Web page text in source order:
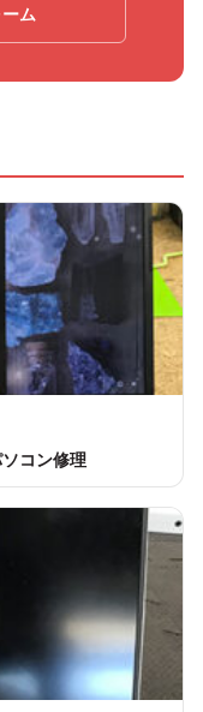
ム
コン修理